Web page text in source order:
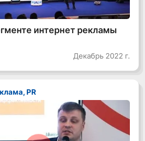
интернет рекламы
Декабрь 2022 г.
PR